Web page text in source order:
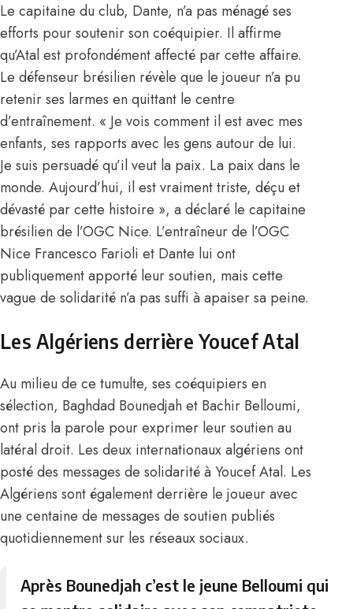
Le capitaine du club, Dante, n’a pas ménagé ses
efforts pour soutenir son coéquipier. Il affirme
qu’Atal est profondément affecté par cette affaire.
Le défenseur brésilien révèle que le joueur n’a pu
retenir ses larmes en quittant le centre
d’entraînement. « Je vois comment il est avec mes
enfants, ses rapports avec les gens autour de lui.
Je suis persuadé qu’il veut la paix. La paix dans le
monde. Aujourd’hui, il est vraiment triste, déçu et
dévasté par cette histoire », a déclaré le capitaine
brésilien de l’OGC Nice. L’entraîneur de l’OGC
Nice Francesco Farioli et Dante lui ont
publiquement apporté leur soutien, mais cette
vague de solidarité n’a pas suffi à apaiser sa peine.
Les Algériens derrière Youcef Atal
Au milieu de ce tumulte, ses coéquipiers en
sélection, Baghdad Bounedjah et Bachir Belloumi,
ont pris la parole pour exprimer leur soutien au
latéral droit. Les deux internationaux algériens ont
posté des messages de solidarité à Youcef Atal. Les
Algériens sont également derrière le joueur avec
une centaine de messages de soutien publiés
quotidiennement sur les réseaux sociaux.
Après Bounedjah c’est le jeune Belloumi qui